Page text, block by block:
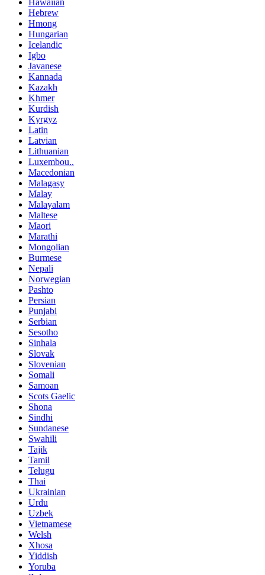
Hawaiian
Hebrew
Hmong
Hungarian
Icelandic
Igbo
Javanese
Kannada
Kazakh
Khmer
Kurdish
Kyrgyz
Latin
Latvian
Lithuanian
Luxembou..
Macedonian
Malagasy
Malay
Malayalam
Maltese
Maori
Marathi
Mongolian
Burmese
Nepali
Norwegian
Pashto
Persian
Punjabi
Serbian
Sesotho
Sinhala
Slovak
Slovenian
Somali
Samoan
Scots Gaelic
Shona
Sindhi
Sundanese
Swahili
Tajik
Tamil
Telugu
Thai
Ukrainian
Urdu
Uzbek
Vietnamese
Welsh
Xhosa
Yiddish
Yoruba